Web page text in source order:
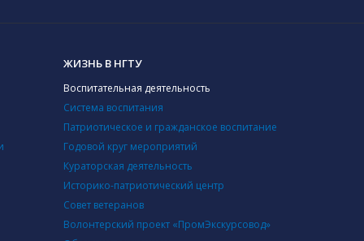
ЖИЗНЬ В НГТУ
Воспитательная деятельность
Система воспитания
Патриотическое и гражданское воспитание
Годовой круг мероприятий
Кураторская деятельность
Историко-патриотический центр
Совет ветеранов
Волонтерский проект «ПромЭкскурсовод»